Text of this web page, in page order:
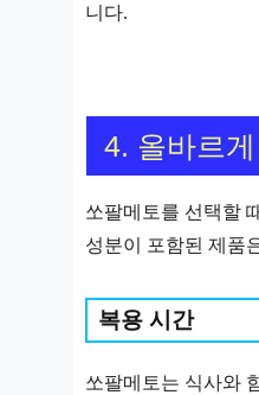
니다.
4. 올바르
쏘팔메토를 선택할
성분이 포함된 제품
복용 시간
쏘팔메토는 식사와